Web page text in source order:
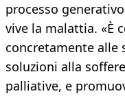
processo
vive la malattia. «È
concretamente
soluzioni alla
palliative, e